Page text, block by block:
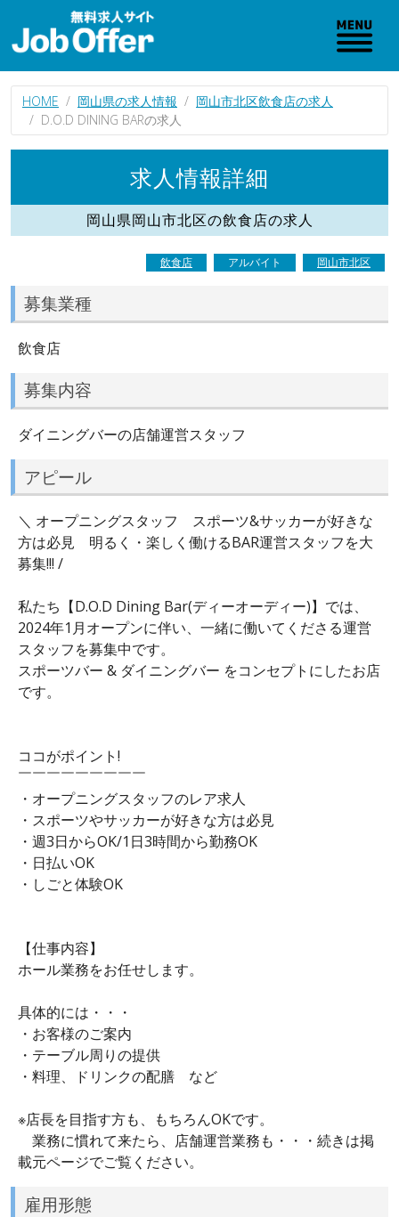
HOME 岡山県の求人情報
岡山市北区飲食店の求人
D.O.D DINING BARの求人
求人情報詳細
岡山県岡山市北区の飲食店の求人
飲食店 アルバイト 岡山市北区
募集業種
飲食店
募集内容
ダイニングバーの店舗運営スタッフ
アピール
＼ オープニングスタッフ スポーツ&サッカーが好きな
方は必見 明るく・楽しく働けるBAR運営スタッフを大
募集!!! /
私たち【D.O.D Dining Bar(ディーオーディー)】では、
2024年1月オープンに伴い、一緒に働いてくださる運営
スタッフを募集中です。
スポーツバー & ダイニングバー をコンセプトにしたお店
です。
ココがポイント!
￣￣￣￣￣￣￣￣￣
・オープニングスタッフのレア求人
・スポーツやサッカーが好きな方は必見
・週3日からOK/1日3時間から勤務OK
・日払いOK
・しごと体験OK
【仕事内容】
ホール業務をお任せします。
具体的には・・・
・お客様のご案内
・テーブル周りの提供
・料理、ドリンクの配膳 など
※店長を目指す方も、もちろんOKです。
業務に慣れて来たら、店舗運営業務も・・・続きは掲
載元ページでご覧ください。
雇用形態